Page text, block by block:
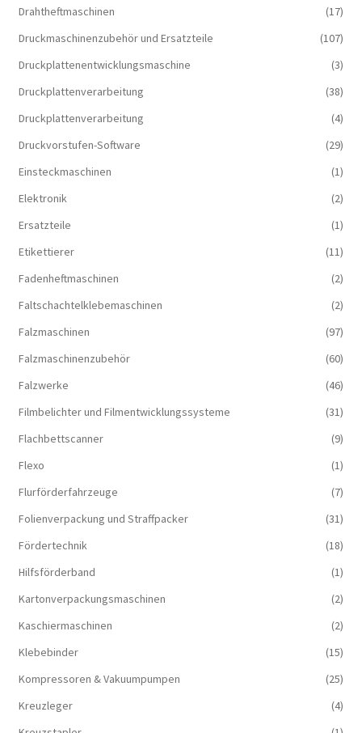
Drahtheftmaschinen
(17)
Druckmaschinenzubehör und Ersatzteile
(107)
Druckplattenentwicklungsmaschine
(3)
Druckplattenverarbeitung
(38)
Druckplattenverarbeitung
(4)
Druckvorstufen-Software
(29)
Einsteckmaschinen
(1)
Elektronik
(2)
Ersatzteile
(1)
Etikettierer
(11)
Fadenheftmaschinen
(2)
Faltschachtelklebemaschinen
(2)
Falzmaschinen
(97)
Falzmaschinenzubehör
(60)
Falzwerke
(46)
Filmbelichter und Filmentwicklungssysteme
(31)
Flachbettscanner
(9)
Flexo
(1)
Flurförderfahrzeuge
(7)
Folienverpackung und Straffpacker
(31)
Fördertechnik
(18)
Hilfsförderband
(1)
Kartonverpackungsmaschinen
(2)
Kaschiermaschinen
(2)
Klebebinder
(15)
Kompressoren & Vakuum­pumpen
(25)
Kreuzleger
(4)